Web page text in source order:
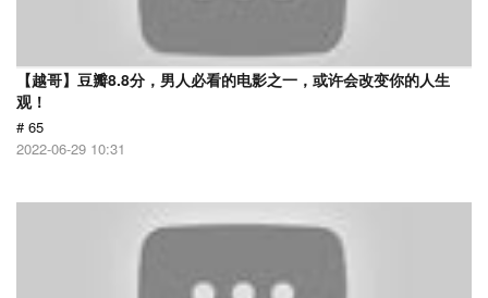
【越哥】豆瓣8.8分，男人必看的电影之一，或许会改变你的人生
观！
# 65
2022-06-29 10:31